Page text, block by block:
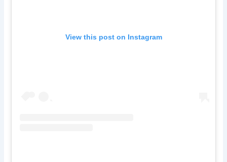
View this post on Instagram